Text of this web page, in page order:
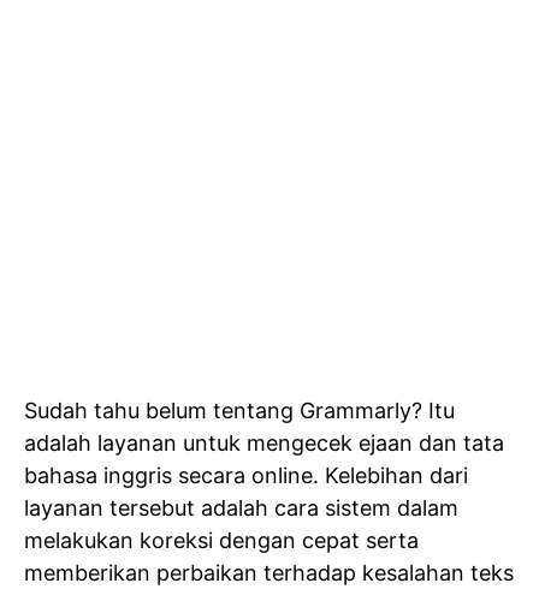
Sudah tahu belum tentang Grammarly? Itu
adalah layanan untuk mengecek ejaan dan tata
bahasa inggris secara online. Kelebihan dari
layanan tersebut adalah cara sistem dalam
melakukan koreksi dengan cepat serta
memberikan perbaikan terhadap kesalahan teks